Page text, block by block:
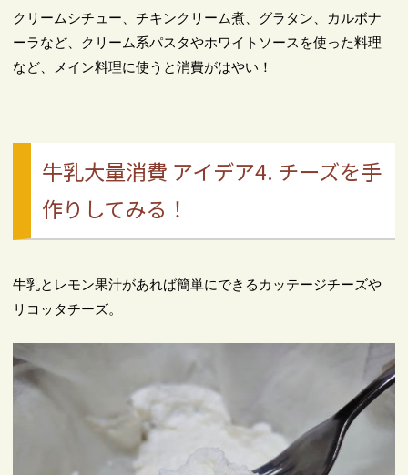
クリームシチュー、チキンクリーム煮、グラタン、カルボナ
ーラなど、クリーム系パスタやホワイトソースを使った料理
など、メイン料理に使うと消費がはやい！
牛乳大量消費 アイデア4. チーズを手
作りしてみる！
牛乳とレモン果汁があれば簡単にできるカッテージチーズや
リコッタチーズ。